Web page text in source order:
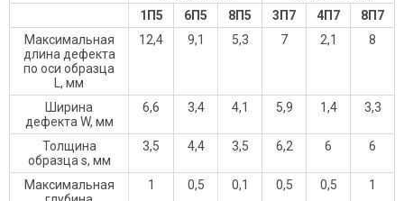
1П5
6П5 8П5 3П7 4П7
8П7
Максимальная
длина дефекта
по оси образца
L, мм
12,4 9,1 5,3 7 2,1 8
Ширина
дефекта W, мм
6,6 3,4 4,1 5,9 1,4 3,3
Толщина
образца s, мм
3,5 4,4 3,5 6,2 6 6
Максимальная
1 0,5 0,1 0,5 0,5 1